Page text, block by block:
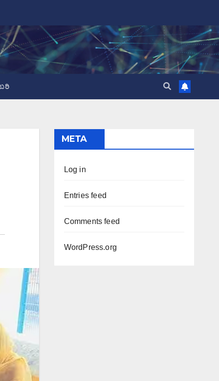
META
Log in
Entries feed
Comments feed
WordPress.org